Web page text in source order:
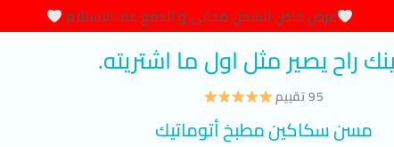
عرض خاص الشحن مجانى و الدفع عند الاستلام
راح يصير مثل اول ما اشتريته.
95 تقييم
مسن سكاكين مطبخ أتوماتيك